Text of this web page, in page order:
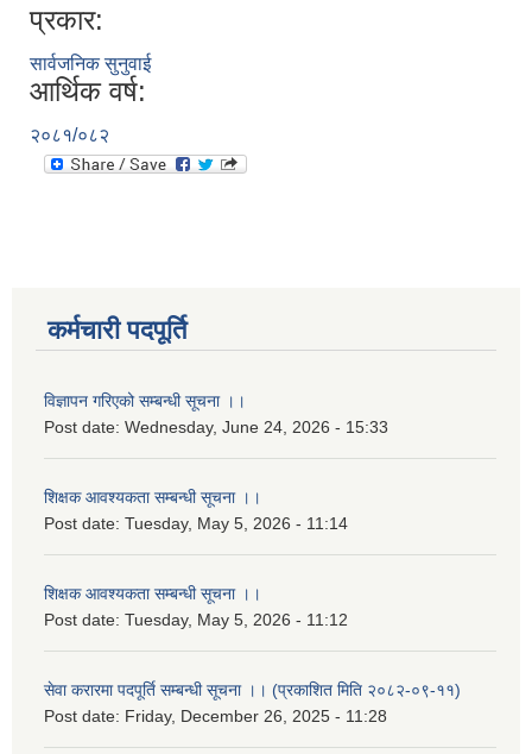
प्रकार:
सार्वजनिक सुनुवाई
आर्थिक वर्ष:
२०८१/०८२
कर्मचारी पदपूर्ति
विज्ञापन गरिएको सम्बन्धी सूचना ।।
Post date: Wednesday, June 24, 2026 - 15:33
शिक्षक आवश्यकता सम्बन्धी सूचना ।।
Post date: Tuesday, May 5, 2026 - 11:14
शिक्षक आवश्यकता सम्बन्धी सूचना ।।
Post date: Tuesday, May 5, 2026 - 11:12
सेवा करारमा पदपूर्ति सम्बन्धी सूचना ।। (प्रकाशित मिति २०८२-०९-११)
Post date: Friday, December 26, 2025 - 11:28